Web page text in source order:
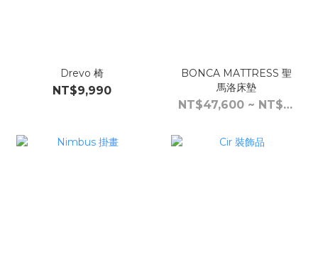
Drevo 椅
NT$9,990
BONCA MATTRESS 聖
馬洛床墊
NT$47,600 ~ NT$83,200